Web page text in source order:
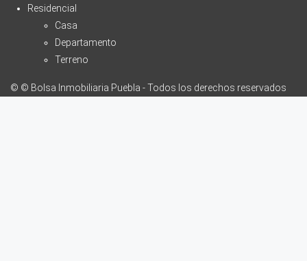
Residencial
Casa
Departamento
Terreno
© © Bolsa Inmobiliaria Puebla - Todos los derechos reservados